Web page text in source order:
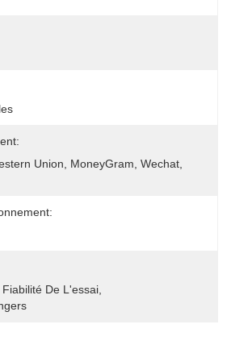
Union, MoneyGram, Wechat,
Fiabilité De L'essai